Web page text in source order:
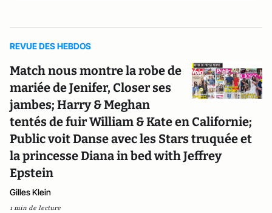
REVUE DES HEBDOS
Match nous montre la robe de
mariée de Jenifer, Closer ses
jambes; Harry & Meghan
tentés de fuir William & Kate en Californie;
Public voit Danse avec les Stars truquée et
la princesse Diana in bed with Jeffrey
Epstein
Gilles Klein
1 min de lecture